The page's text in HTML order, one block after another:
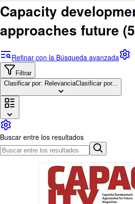
Consultar mis pedidos
Cerrar sesión
Búsqueda avanzada
Colecciones
Libros antiguos
Arte y coleccionismo
Vendedores
Comenzar a vender
Ayuda
CERRAR
Capacity
approaches future
Refinar con la Búsqueda avanzada
Filtrar
Clasificar por: RelevanciaClasificar por...
Buscar entre los resultados